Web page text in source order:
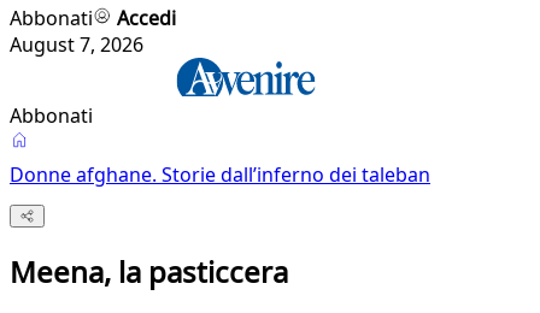
Abbonati
Accedi
August 7, 2026
Abbonati
Donne afghane. Storie dall’inferno dei taleban
Meena, la pasticcera